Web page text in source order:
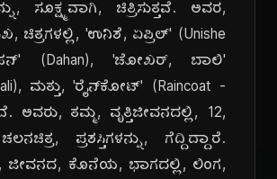
ಸೂಕ್ಷ್ಮವಾಗಿ, ಚಿತ್ರಿಸುತ್ತವೆ. ಅವರ,
ಚಿತ್ರಗಳಲ್ಲಿ, 'ಉನಿಶೆ, ಏಪ್ರಿಲ್' (Unishe
(Dahan), 'ಚೋಖರ್, ಬಾಲಿ'
ಮತ್ತು, 'ರೈನ್‌ಕೋಟ್' (Raincoat -
ಅವರು, ತಮ್ಮ, ವೃತ್ತಿಜೀವನದಲ್ಲಿ, 12,
ಪ್ರಶಸ್ತಿಗಳನ್ನು, ಗೆದ್ದಿದ್ದಾರೆ.
ಜೀವನದ, ಕೊನೆಯ, ಭಾಗದಲ್ಲಿ, ಲಿಂಗ,